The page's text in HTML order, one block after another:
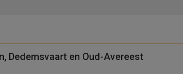
Dedemsvaart en Oud-Avereest